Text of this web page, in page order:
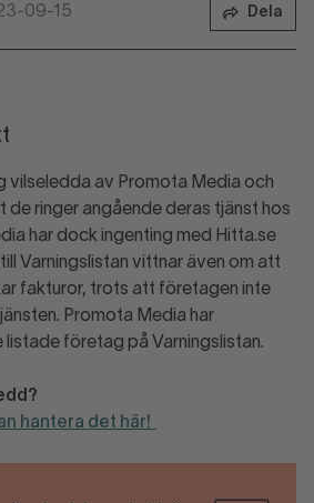
09-15 Dela
vilseledda av Promota Media och
ringer angående deras tjänst hos
har dock ingenting med Hitta.se
Varningslistan vittnar även om att
fakturor, trots att företagen inte
Promota Media har
listade företag på Varningslistan.
hantera det här!